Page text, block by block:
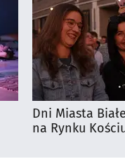
Dni Miasta
na Rynku